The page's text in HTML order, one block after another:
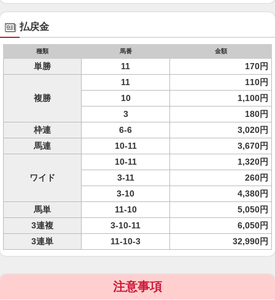
払戻金
種類 馬番 金額
単勝 11 170円
複勝
11
110円
10
1,100円
3
180円
枠連
6-6
3,020円
馬連
10-11 3,670円
ワイド
10-11
1,320円
3-11
260円
3-10
4,380円
馬単
11-10
5,050円
3連複
3-10-11
6,050円
3連単
11-10-3 32,990円
注意事項